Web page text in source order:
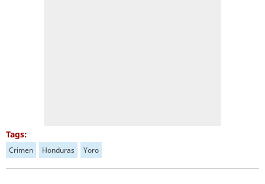
Tags:
Crimen Honduras Yoro